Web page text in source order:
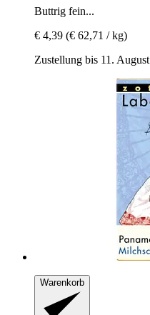
Buttrig fein...
€ 4,39 (€ 62,71 / kg)
Zustellung bis 11. August
Warenkorb